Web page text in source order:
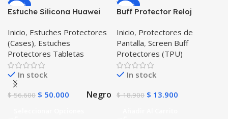
-12%
Estuche Silicona Huawei
Inicio, Estuches Protectores
(Cases), Estuches
Protectores Tabletas
In stock
$56.600 $ 50.000 Negro
-26%
Buff Protector Reloj
Samsung Galaxy Watch
Active 2
Inicio, Protectores de
Pantalla, Screen Buff
Protectores (TPU)
In stock
$18.900 $ 13.900